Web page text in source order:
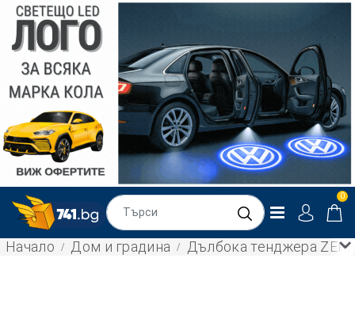
0
Начало Дом и градина Дълбока тенджера